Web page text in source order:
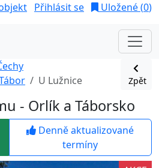
Přihlásit se Uložené (0)
U Lužnice Zpět
- Orlík a Táborsko
Denně aktualizované
termíny